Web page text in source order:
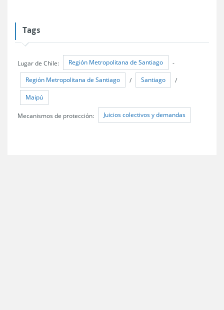
Tags
Lugar de Chile: Región Metropolitana de Santiago -
Región Metropolitana de Santiago / Santiago /
Maipú
Mecanismos de protección: Juicios colectivos y demandas